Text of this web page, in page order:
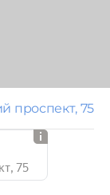
проспект, 75
75